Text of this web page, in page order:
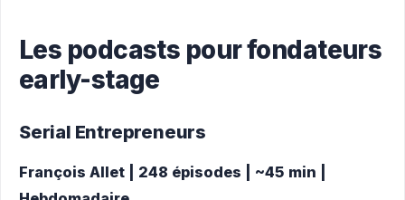
Les podcasts pour fondateurs
early-stage
Serial Entrepreneurs
François Allet | 248 épisodes | ~45 min |